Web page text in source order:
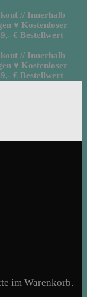
// Innerhalb
♥ Kostenloser
€ Bestellwert
// Innerhalb
♥ Kostenloser
€ Bestellwert
im Warenkorb.